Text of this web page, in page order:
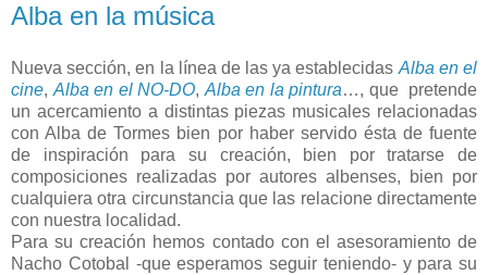
Alba en la música
Nueva sección, en la línea de las ya establecidas Alba en el
cine, Alba en el NO-DO, Alba en la pintura…, que pretende
un acercamiento a distintas piezas musicales relacionadas
con Alba de Tormes bien por haber servido ésta de fuente
de inspiración para su creación, bien por tratarse de
composiciones realizadas por autores albenses, bien por
cualquiera otra circunstancia que las relacione directamente
con nuestra localidad.
Para su creación hemos contado con el asesoramiento de
Nacho Cotobal -que esperamos seguir teniendo- y para su